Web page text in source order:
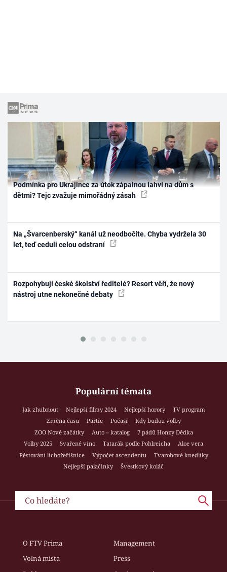
Podmínka pro Ukrajince za útok zápalnou lahví na dům s
dětmi? Tejc zvažuje mimořádný zásah
Na „Švarcenberský“ kanál už neodbočíte. Chyba vydržela 30
let, teď ceduli celou odstraní
Rozpohybují české školství ředitelé? Resort věří, že nový
nástroj utne nekonečné debaty
Populární témata
Jak zhubnout Nejlepší filmy 2024 Nejlepší horory
TV program
Změna času
Partie Počasí
Kdy budou volby
ZOO Nové začátky
Auto – katalog
7 pádů Honzy Dědka
Volby 2025
Svařené víno Tatarák podle Pohlreicha
Aloe vera
Pěstování lichořeřišnice
Výpočet ascendentu
Tvarohové knedlíky
Nejlepší palačinky
Švestkový koláč
O FTV Prima
Management
Volná místa
Press